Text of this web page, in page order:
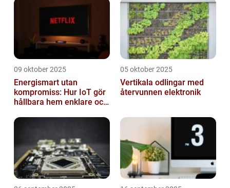
09 oktober 2025
Energismart utan
kompromiss: Hur IoT gör
hållbara hem enklare och
05 oktober 2025
Vertikala odlingar med
återvunnen elektronik